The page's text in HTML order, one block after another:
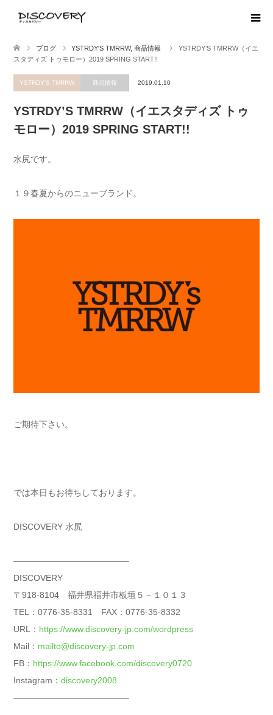
ブログ YSTRDY'S TMRRW, 商品情報
YSTRDY’S TMRRW（イエ
スタディズ トゥモロー）2019 SPRING START!!
YSTRDY'S TMRRW 商品情報 2019.01.10
YSTRDY’S TMRRW（イエスタディズ トゥ
モロー）2019 SPRING START!!
水尻です。
１９春夏からのニューブランド。
ご期待下さい。
では本日もお待ちしております。
DISCOVERY 水尻
—————————————–
DISCOVERY
〒918-8104 福井県福井市板垣５－１０１３
TEL：0776-35-8331 FAX：0776-35-8332
URL： https://www.discovery-jp.com/wordpress
Mail： mailto@discovery-jp.com
FB： https://www.facebook.com/discovery0720
Instagram： discovery2008
—————————————–